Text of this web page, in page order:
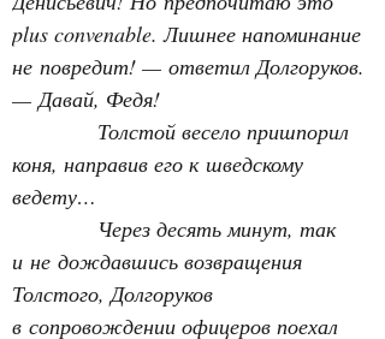
plus convenable. Лишнее напоминание
не повредит! — ответил Долгоруков.
— Давай, Федя!
Толстой весело пришпорил
коня, направив его к шведскому
ведету…
Через десять минут, так
и не дождавшись возвращения
Толстого, Долгоруков
в сопровождении офицеров поехал